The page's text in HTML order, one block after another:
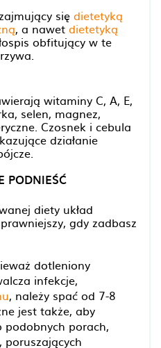
się dietetyką
, a nawet dietetyką
obfitujący w te
witaminy C, A, E,
selen, magnez,
Czosnek i cebula
działanie
PODNIEŚĆ
diety układ
gdy zadbasz
dotleniony
infekcje,
, należy spać od 7-8
jest także, aby
podobnych porach,
poruszających